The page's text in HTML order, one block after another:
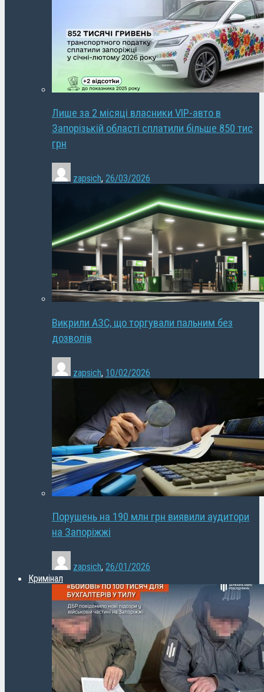
Лише за 2 місяці власники VIP-авто в
Запорізькій області сплатили більше 850 тис
грн
zapsich, 26/03/2026
Викрили АЗС, що торгували пальним без
дозволів
zapsich, 10/02/2026
Порушень на 190 млн грн виявили аудитори
на Запоріжжі
zapsich, 26/01/2026
Кримінал